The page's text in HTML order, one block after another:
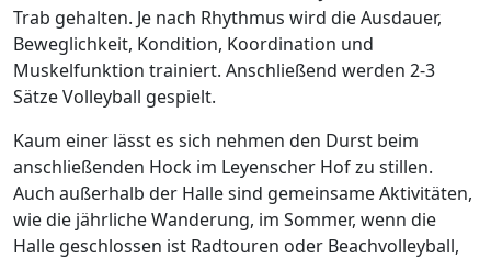
Trab gehalten. Je nach Rhythmus wird die Ausdauer,
Beweglichkeit, Kondition, Koordination und
Muskelfunktion trainiert. Anschließend werden 2-3
Sätze Volleyball gespielt.
Kaum einer lässt es sich nehmen den Durst beim
anschließenden Hock im Leyenscher Hof zu stillen.
Auch außerhalb der Halle sind gemeinsame Aktivitäten,
wie die jährliche Wanderung, im Sommer, wenn die
Halle geschlossen ist Radtouren oder Beachvolleyball,